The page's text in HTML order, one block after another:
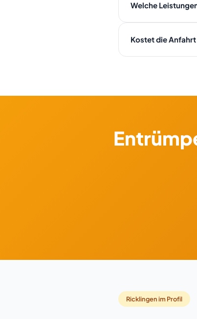
Start am selben Tag
Welche
In Ricklingen bieten
Ankauf und Transport
Kostet die
Ricklingen im Profil